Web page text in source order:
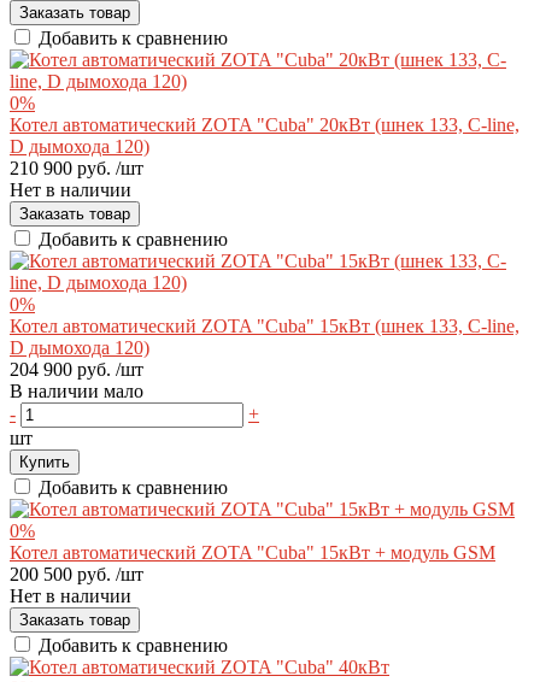
Заказать товар
Добавить к сравнению
0%
Котел автоматический ZOTA "Cuba" 20кВт (шнек 133, C-line,
D дымохода 120)
210 900 руб. /шт
Нет в наличии
Заказать товар
Добавить к сравнению
0%
Котел автоматический ZOTA "Cuba" 15кВт (шнек 133, C-line,
D дымохода 120)
204 900 руб. /шт
В наличии мало
-
+
шт
Купить
Добавить к сравнению
0%
Котел автоматический ZOTA "Cuba" 15кВт + модуль GSM
200 500 руб. /шт
Нет в наличии
Заказать товар
Добавить к сравнению